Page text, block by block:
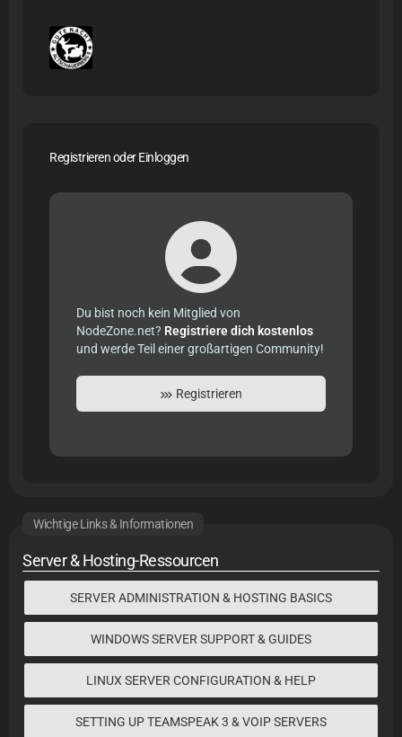
Registrieren oder Einloggen
Du bist noch kein Mitglied von
NodeZone.net? Registriere dich kostenlos
und werde Teil einer großartigen Community!
Registrieren
Wichtige Links & Informationen
Server & Hosting-Ressourcen
SERVER ADMINISTRATION & HOSTING BASICS
WINDOWS SERVER SUPPORT & GUIDES
LINUX SERVER CONFIGURATION & HELP
SETTING UP TEAMSPEAK 3 & VOIP SERVERS